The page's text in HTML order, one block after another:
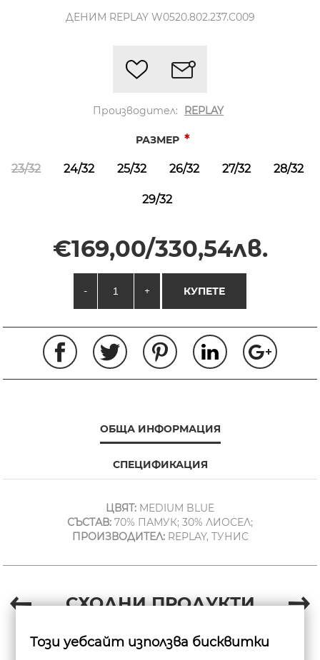
ДЕНИМ REPLAY W0520.802.237.C009
Производител: REPLAY
РАЗМЕР *
23/32 24/32 25/32 26/32 27/32 28/32
29/32
€169,00/330,54лв.
- + КУПЕТЕ
ОБЩА ИНФОРМАЦИЯ
СПЕЦИФИКАЦИЯ
ЦВЯТ: MEDIUM BLUE
СЪСТАВ: 70% ПАМУК; 30% ЛИОСЕЛ;
ПРОИЗВОДИТЕЛ:REPLAY, ТУНИС
СХОДНИ ПРОДУКТИ
Този уебсайт използва бисквитки